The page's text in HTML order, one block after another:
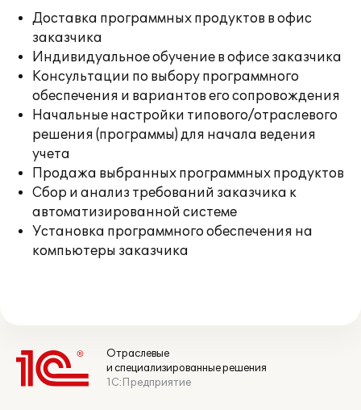
Доставка программных продуктов в офис
заказчика
Индивидуальное обучение в офисе заказчика
Консультации по выбору программного
обеспечения и вариантов его сопровождения
Начальные настройки типового/отраслевого
решения (программы) для начала ведения
учета
Продажа выбранных программных продуктов
Сбор и анализ требований заказчика к
автоматизированной системе
Установка программного обеспечения на
компьютеры заказчика
Отраслевые
и специализированные решения
1С:Предприятие